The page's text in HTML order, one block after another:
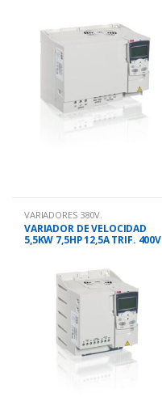
VARIADORES 380V.
VARIADOR DE VELOCIDAD
5,5KW 7,5HP 12,5A TRIF. 400V